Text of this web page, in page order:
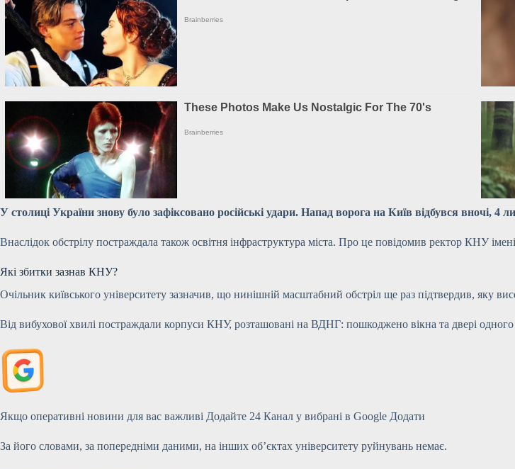
У столиці України знову було зафіксовано російські удари. Напад ворога на Київ відбувся вночі, 4
Внаслідок обстрілу постраждала також освітня інфраструктура міста. Про це повідомив ректор КНУ
Які збитки зазнав КНУ?
Очільник київського університету зазначив, що нинішній масштабний обстріл ще раз підтвердив, яку
Від вибухової хвилі постраждали корпуси КНУ, розташовані на ВДНГ: пошкоджено вікна та двері
Якщо оперативні новини для вас важливі Додайте 24 Канал у вибрані в Google Додати
За його словами, за попередніми даними, на інших об’єктах університету руйнувань немає.